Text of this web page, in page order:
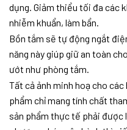
dụng. Giảm thiểu tối đa các
nhiễm khuẩn, làm bẩn.
Bồn tắm sẽ tự động ngắt
năng này giúp giữ an toàn
ướt như phòng tắm.
Tất cả ảnh minh hoạ cho
phẩm chỉ mang tính chất
sản phẩm thực tế phải được